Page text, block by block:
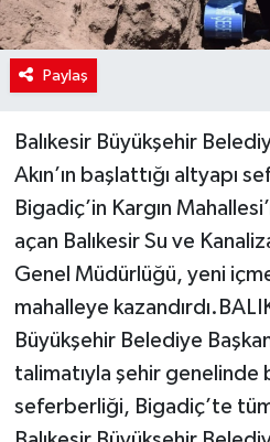
Paylaş
Balıkesir Büyükşehir
Akın’ın başlattığı altyapı
Bigadiç’in Kargın
açan Balıkesir Su ve
Genel Müdürlüğü, yeni
mahalleye
Büyükşehir Belediye
talimatıyla şehir genelinde
seferberliği, Bigadiç’te